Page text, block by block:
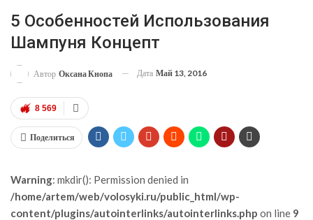
5 Особенностей Использования
Шампуня Концепт
Автор Оксана Кнопа Дата Май 13, 2016
8 569
Поделиться
Warning: mkdir(): Permission denied in
/home/artem/web/volosyki.ru/public_html/wp-
content/plugins/autointerlinks/autointerlinks.php on line 9